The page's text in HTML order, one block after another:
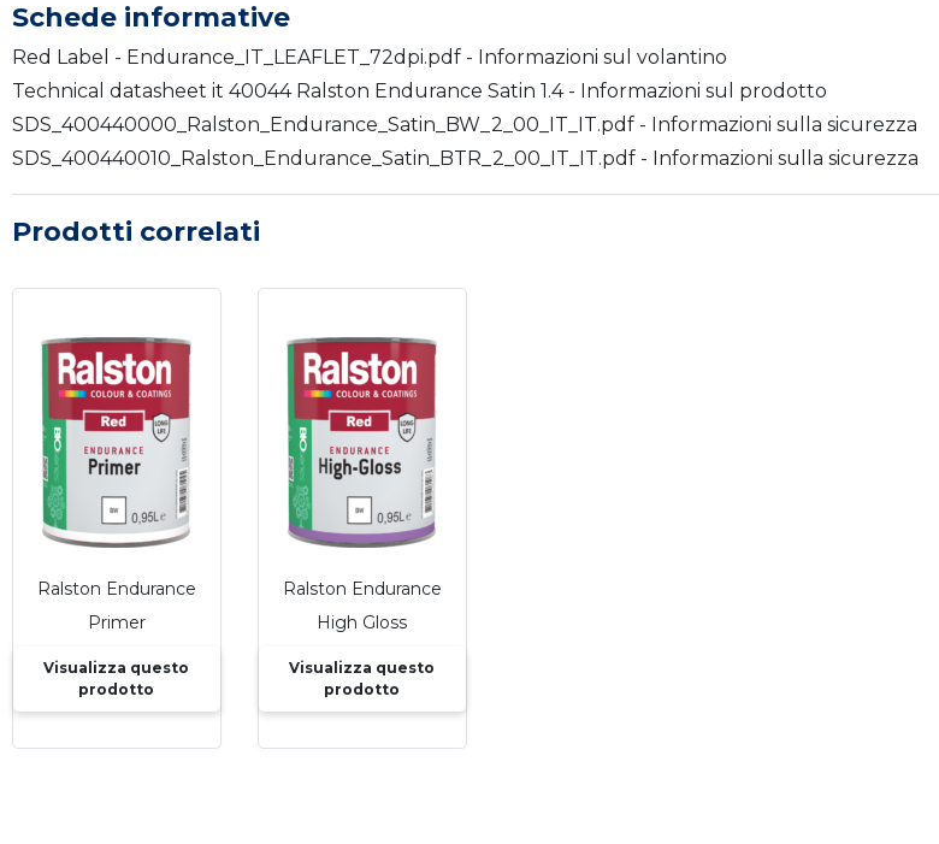
Schede informative
Red Label - Endurance_IT_LEAFLET_72dpi.pdf - Informazioni sul volantino
Technical datasheet it 40044 Ralston Endurance Satin 1.4 - Informazioni sul prodotto
SDS_400440000_Ralston_Endurance_Satin_BW_2_00_IT_IT.pdf - Informazioni sulla sicurezza
SDS_400440010_Ralston_Endurance_Satin_BTR_2_00_IT_IT.pdf - Informazioni sulla sicurezza
Prodotti correlati
Ralston Endurance
Primer
Visualizza questo
prodotto
Ralston Endurance
High Gloss
Visualizza questo
prodotto